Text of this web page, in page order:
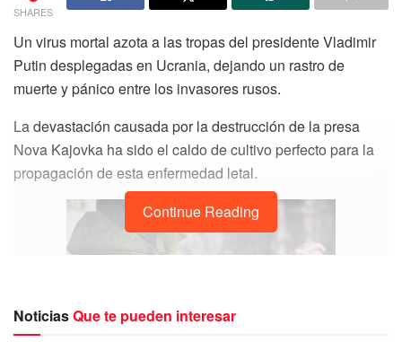
SHARES
Un virus mortal azota a las tropas del presidente Vladimir
Putin desplegadas en Ucrania, dejando un rastro de
muerte y pánico entre los invasores rusos.
La devastación causada por la destrucción de la presa
Nova Kajovka ha sido el caldo de cultivo perfecto para la
propagación de esta enfermedad letal.
Continue Reading
NoticiasQue te pueden interesar